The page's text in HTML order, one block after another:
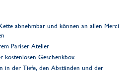
abnehmbar und können an allen Merci
Pariser Atelier
kostenlosen Geschenkbox
in der Tiefe, den Abständen und der